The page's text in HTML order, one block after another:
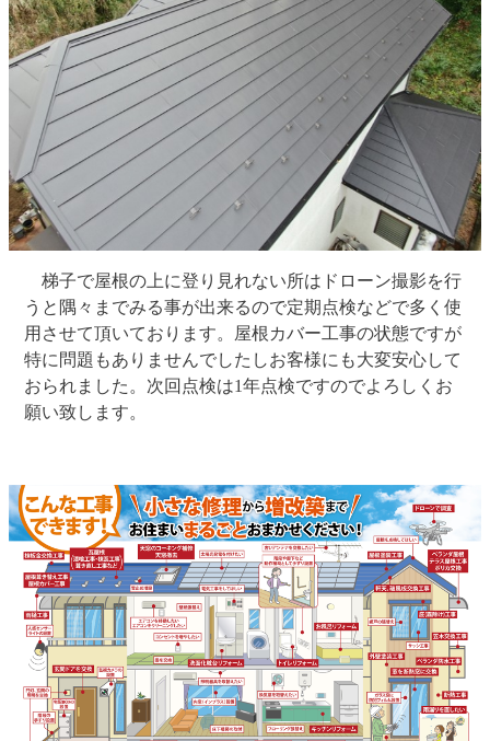
梯子で屋根の上に登り見れない所はドローン撮影を行
うと隅々までみる事が出来るので定期点検などで多く使
用させて頂いております。屋根カバー工事の状態ですが
特に問題もありませんでしたしお客様にも大変安心して
おられました。次回点検は1年点検ですのでよろしくお
願い致します。